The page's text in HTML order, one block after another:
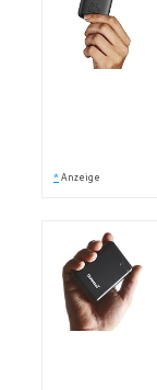
* Anzeige